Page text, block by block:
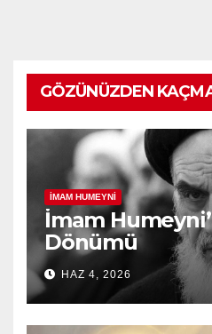
GÖZÜNÜZDEN
İMAM HUMEYNI
İmam
Dönümü
HAZ 4, 2026